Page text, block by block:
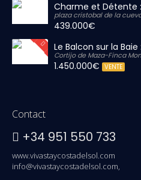
Charme et Détente
plaza cristobal de la
439.000€
Le Balcon sur la
Cortijo de Maza-Finca
1.450.000€ VENTE
Contact
+34 951 550 733
www.vivastaycostadelsol.com
info@vivastaycostadelsol.com,